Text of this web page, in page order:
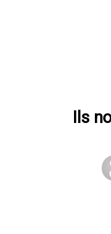
Ils